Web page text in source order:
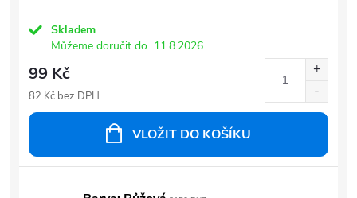
Skladem
Můžeme doručit do 11.8.2026
99 Kč
82 Kč bez DPH
VLOŽIT DO KOŠÍKU